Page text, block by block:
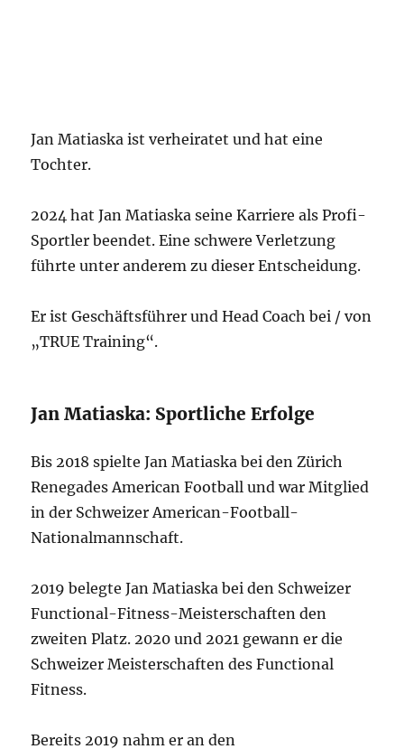
Jan Matiaska ist verheiratet und hat eine
Tochter.
2024 hat Jan Matiaska seine Karriere als Profi-
Sportler beendet. Eine schwere Verletzung
führte unter anderem zu dieser Entscheidung.
Er ist Geschäftsführer und Head Coach bei / von
„TRUE Training“.
Jan Matiaska: Sportliche Erfolge
Bis 2018 spielte Jan Matiaska bei den Zürich
Renegades American Football und war Mitglied
in der Schweizer American-Football-
Nationalmannschaft.
2019 belegte Jan Matiaska bei den Schweizer
Functional-Fitness-Meisterschaften den
zweiten Platz. 2020 und 2021 gewann er die
Schweizer Meisterschaften des Functional
Fitness.
Bereits 2019 nahm er an den